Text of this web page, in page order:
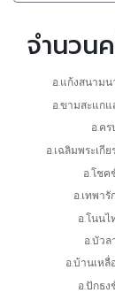
จำนวน
อ.แก้งสนามน
อ.ขามสะแกแ
อ.คร
อ.เฉลิมพระเกีย
อ.โชค
อ.เทพารั
อ.โนนไ
อ.บัวล
อ.บ้านเหลื่
อ.ปักธง